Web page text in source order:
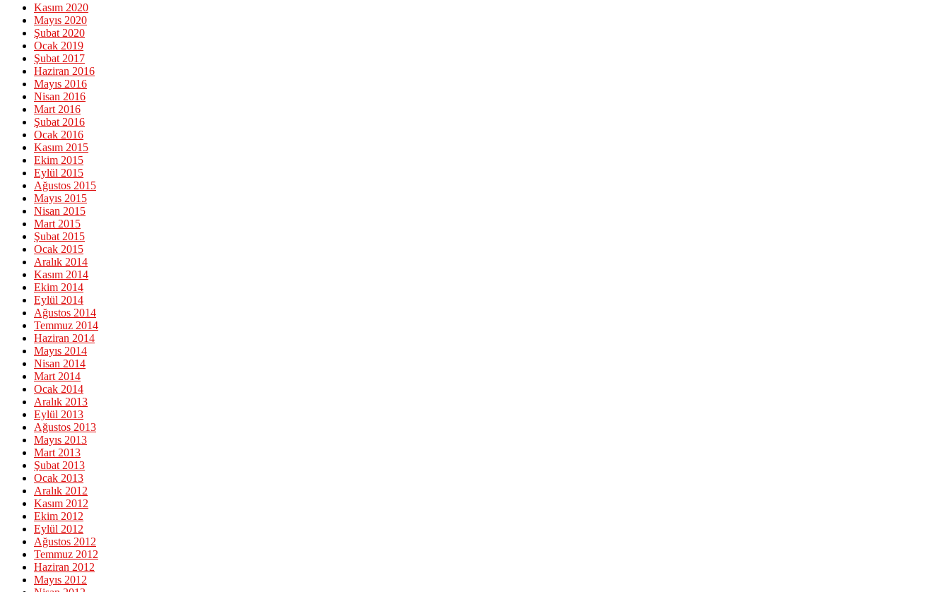
Kasım 2020
Mayıs 2020
Şubat 2020
Ocak 2019
Şubat 2017
Haziran 2016
Mayıs 2016
Nisan 2016
Mart 2016
Şubat 2016
Ocak 2016
Kasım 2015
Ekim 2015
Eylül 2015
Ağustos 2015
Mayıs 2015
Nisan 2015
Mart 2015
Şubat 2015
Ocak 2015
Aralık 2014
Kasım 2014
Ekim 2014
Eylül 2014
Ağustos 2014
Temmuz 2014
Haziran 2014
Mayıs 2014
Nisan 2014
Mart 2014
Ocak 2014
Aralık 2013
Eylül 2013
Ağustos 2013
Mayıs 2013
Mart 2013
Şubat 2013
Ocak 2013
Aralık 2012
Kasım 2012
Ekim 2012
Eylül 2012
Ağustos 2012
Temmuz 2012
Haziran 2012
Mayıs 2012